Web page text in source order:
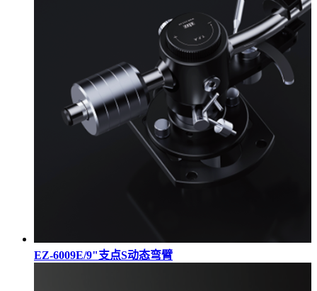
EZ-6009E/9"支点S动态弯臂